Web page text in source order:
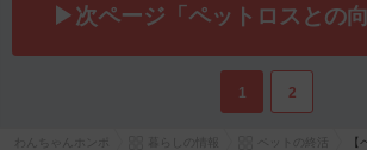
▶次ページ「ペットロスとの向
1 2